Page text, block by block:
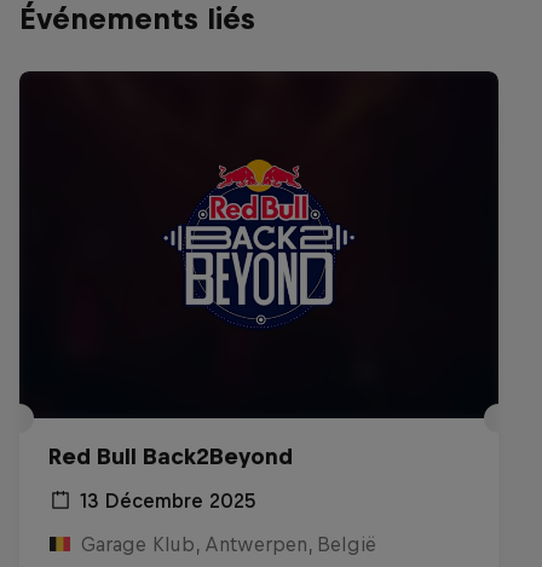
Événements liés
Red Bull Back2Beyond
13 Décembre 2025
Garage Klub, Antwerpen, België